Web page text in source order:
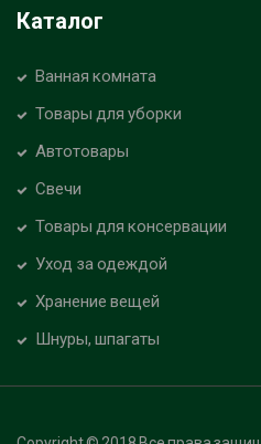
Каталог
Ванная комната
Товары для уборки
Автотовары
Свечи
Товары для консервации
Уход за одеждой
Хранение вещей
Шнуры, шпагаты